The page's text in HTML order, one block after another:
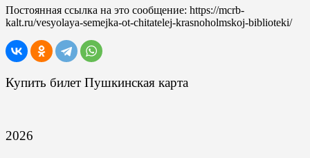
Постоянная ссылка на это сообщение: https://mcrb-
kalt.ru/vesyolaya-semejka-ot-chitatelej-krasnoholmskoj-biblioteki/
Купить билет Пушкинская карта
2026